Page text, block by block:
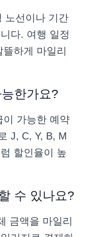
노선이나 기간
다. 여행 일정
하게 마일리
한가요?
이 가능한 예약
J, C, Y, B, M
할인율이 높
수 있나요?
금액을 마일리